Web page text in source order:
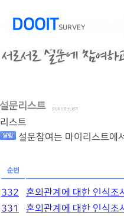
DOOITSURVEY
리스트
설문참여는 마이리스트에
332
혼외관계에 대한 인식조
331
혼외관계에 대한 인식조